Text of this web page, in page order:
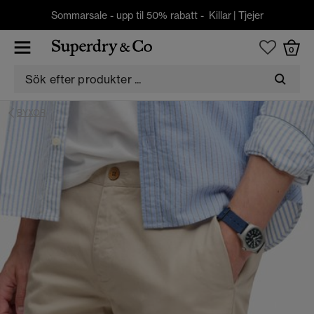
Sommarsale - upp til 50% rabatt - Killar| Tjejer
0
BYXOR